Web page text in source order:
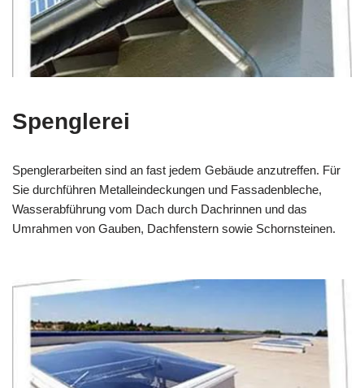
Spenglerei
Spenglerarbeiten sind an fast jedem Gebäude anzutreffen. Für
Sie durchführen Metalleindeckungen und Fassadenbleche,
Wasserabführung vom Dach durch Dachrinnen und das
Umrahmen von Gauben, Dachfenstern sowie Schornsteinen.